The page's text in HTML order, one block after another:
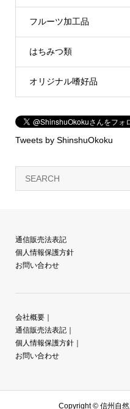
フルーツ加工品
はちみつ類
オリジナル嗜好品
Tweets by ShinshuOkoku
通信販売法表記
個人情報保護方針
お問い合わせ
会社概要｜
通信販売法表記｜
個人情報保護方針｜
お問い合わせ
Copyright ©信州自然